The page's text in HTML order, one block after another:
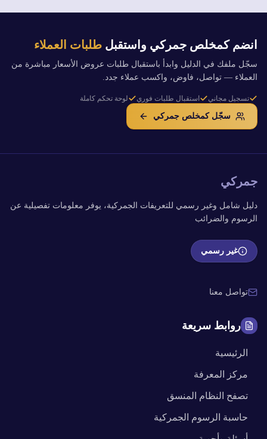
انضم كمخلص جمركي واستقبل طلبات العملاء
سجّل ملفك في الدليل وابدأ باستقبال طلبات عروض الأسعار مباشرة من
العملاء — تواصل، فاوض، واكسب عملاء جدد.
تسجيل مجاني استقبال طلبات فوري لوحة تحكم كاملة
سجّل كمخلص جمركي
جمركي
دليل شامل وغير رسمي للتعريفات الجمركية، يوفر معلومات تفصيلية عن
الرسوم والضرائب
غير رسمي
تواصل معنا
روابط سريعة
الرئيسية
مركز المعرفة
تصفح النظام المنسق
حاسبة الرسوم الجمركية